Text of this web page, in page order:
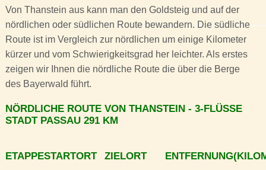
Von Thanstein aus kann man den Goldsteig und auf der
nördlichen oder südlichen Route bewandern. Die südliche
Route ist im Vergleich zur nördlichen um einige Kilometer
kürzer und vom Schwierigkeitsgrad her leichter. Als erstes
zeigen wir Ihnen die nördliche Route die über die Berge
des Bayerwald führt.
NÖRDLICHE ROUTE VON THANSTEIN - 3-FLÜSSE
STADT PASSAU 291 KM
ETAPPESTARTORT ZIELORT